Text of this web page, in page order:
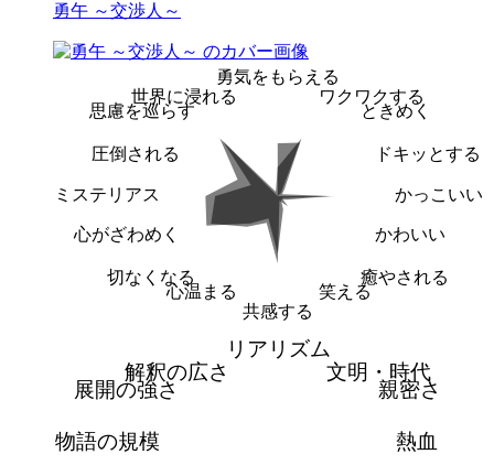
勇午 ～交渉人～
勇気をもらえる
ワクワクする
ときめく
ドキッとする
かっこいい
かわいい
癒やされる
笑える
共感する
心温まる
切なくなる
心がざわめく
ミステリアス
圧倒される
思慮を巡らす
世界に浸れる
リアリズム
文明・時代
親密さ
熱血
物語の規模
展開の強さ
解釈の広さ